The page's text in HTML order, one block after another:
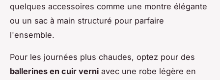
quelques accessoires comme une montre élégante
ou un sac à main structuré pour parfaire
l'ensemble.
Pour les journées plus chaudes, optez pour des
ballerines en cuir verni avec une robe légère en